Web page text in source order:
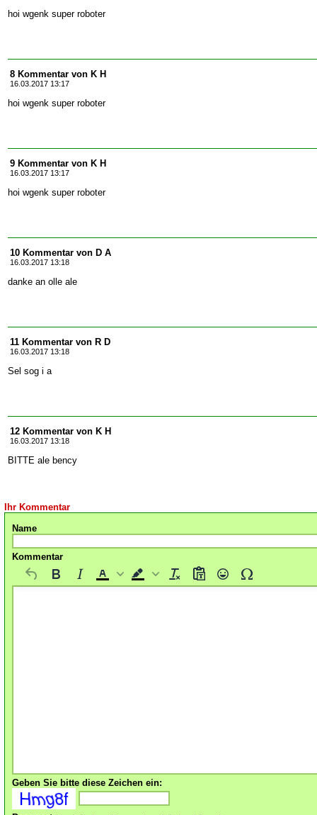
hoi wgenk super roboter
8 Kommentar von K H
16.03.2017 13:17
hoi wgenk super roboter
9 Kommentar von K H
16.03.2017 13:17
hoi wgenk super roboter
10 Kommentar von D A
16.03.2017 13:18
danke an olle ale
11 Kommentar von R D
16.03.2017 13:18
Sel sog i a
12 Kommentar von K H
16.03.2017 13:18
BITTE ale bency
Ihr Kommentar
Name
Kommentar
Geben Sie bitte diese Zeichen ein: